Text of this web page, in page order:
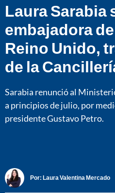
Laura Sarabia
embajadora
Reino Unido,
de la
Sarabia renunció al
a principios de julio, por
presidente Gustavo Petro.
Por: Laura Valentina Mercado